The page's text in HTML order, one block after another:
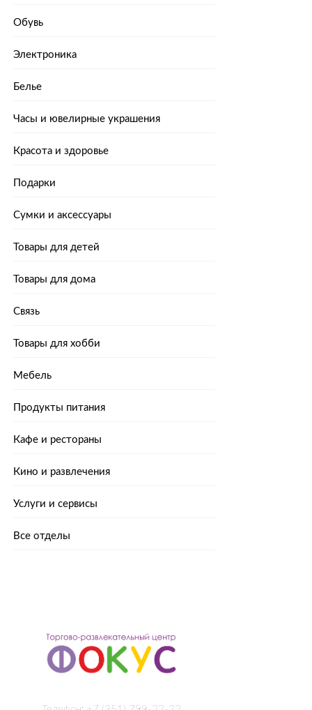
Обувь
Электроника
Белье
Часы и ювелирные украшения
Красота и здоровье
Подарки
Сумки и аксессуары
Товары для детей
Товары для дома
Связь
Товары для хобби
Мебель
Продукты питания
Кафе и рестораны
Кино и развлечения
Услуги и сервисы
Все отделы